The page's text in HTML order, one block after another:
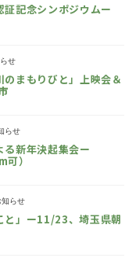
記念シンポジウムー
せ
まもりびと」上映会＆
らせ
る新年決起集会ー
）
知らせ
と」ー11/23、埼玉県朝